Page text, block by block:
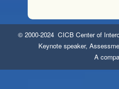
© 2000-2024 CICB Center of
Keynote speaker,
A